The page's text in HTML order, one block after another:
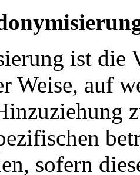
ist die
Weise, auf
sofern